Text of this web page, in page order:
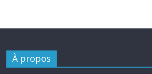
À propos